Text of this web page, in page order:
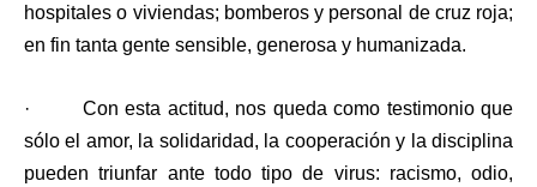
hospitales o viviendas; bomberos y personal de cruz roja;
en fin tanta gente sensible, generosa y humanizada.
· Con esta actitud, nos queda como testimonio que
sólo el amor, la solidaridad, la cooperación y la disciplina
pueden triunfar ante todo tipo de virus: racismo, odio,